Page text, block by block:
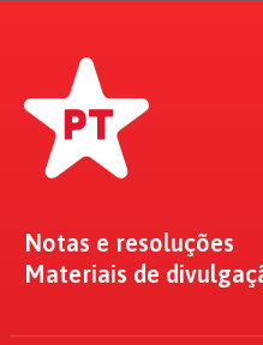
Notas e resoluções
Materiais de